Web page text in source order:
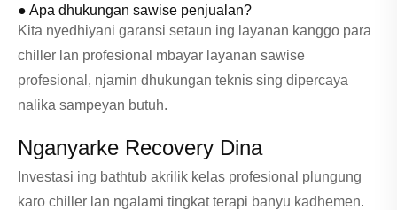
● Apa dhukungan sawise penjualan?
Kita nyedhiyani garansi setaun ing layanan kanggo para
chiller lan profesional mbayar layanan sawise
profesional, njamin dhukungan teknis sing dipercaya
nalika sampeyan butuh.
Nganyarke Recovery Dina
Investasi ing bathtub akrilik kelas profesional plungung
karo chiller lan ngalami tingkat terapi banyu kadhemen.